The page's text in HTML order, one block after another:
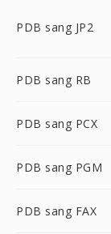
PDB sang JP2
PDB sang RB
PDB sang PCX
PDB sang PGM
PDB sang FAX